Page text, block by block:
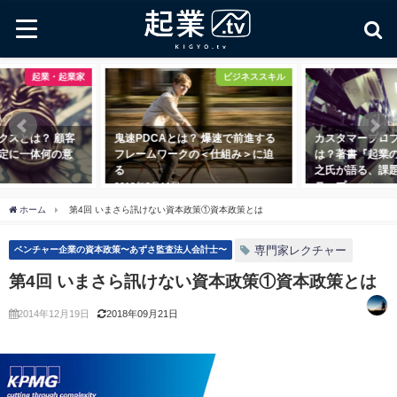
起業・起業家
スとは？ 顧客
に一体何の意
ビジネススキル
鬼速PDCAとは？ 爆速で前進する
フレームワークの＜仕組み＞に迫
る
2018年8月11日
カスタマープロ
は？著書『起業
之氏が語る、課
テップ
ホーム 第4回 いまさら訊けない資本政策①資本政策とは
ベンチャー企業の資本政策〜あずさ監査法人会計士〜 専門家レクチャー
第4回 いまさら訊けない資本政策①資本政策とは
2014年12月19日 2018年09月21日